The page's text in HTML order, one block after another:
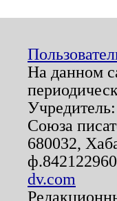
На данном
Союза
680032,
dv.com